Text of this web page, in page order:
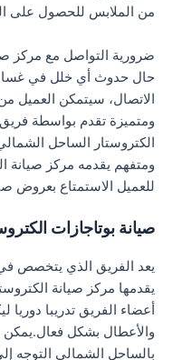
من الملابس للحصول على
ضرورية التواصل مع مركز
حال حدوث أي خلل في
الاتصال، سيتمكن العميل
ومتميزة تقدم بواسطة
الكتروستار الساحل
ومتفهم يقدمه مركز صيانة
للعميل الاستمتاع بعروض
صيانة بوتاجازات
يعد الفريق الذي يتخصص
يقدمها مركز صيانة
أعضاء الفريق تدريبا
والأعطال بشكل فعال.يمكن
بالساحل الشمالي التوجه